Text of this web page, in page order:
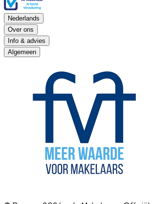
Nederlands
Over ons
Info & advies
Algemeen